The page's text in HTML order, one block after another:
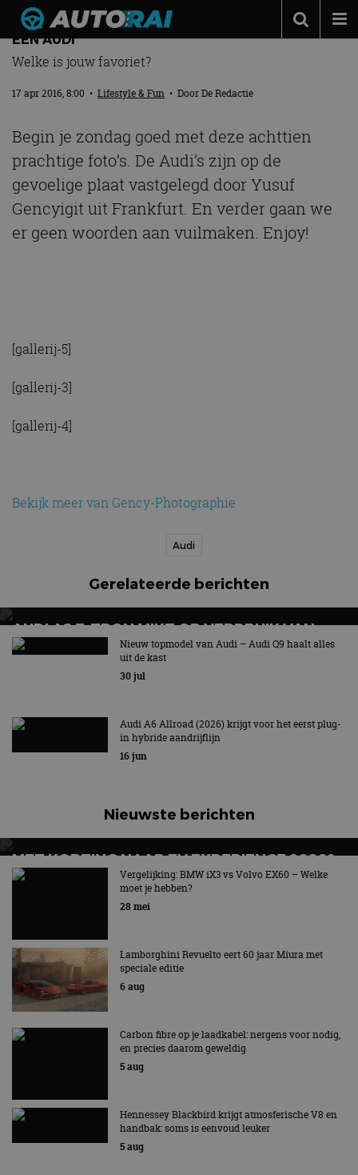
Autonieuws
Automerken
Adverteren
Contact
MotorRAI.nl
NA HET ZIEN VAN DEZE 18 FOTO’S WIL JIJ OOK
EEN AUDI
Welke is jouw favoriet?
17 apr 2016, 8:00 • Lifestyle & Fun • DoorDe Redactie
Begin je zondag goed met deze achttien
prachtige foto’s. De Audi’s zijn op de
gevoelige plaat vastgelegd door Yusuf
Gencyigit uit Frankfurt. En verder gaan we
er geen woorden aan vuilmaken. Enjoy!
[gallerij-5]
[gallerij-3]
[gallerij-4]
Bekijk meer van Gency-Photographie
Audi
Gerelateerde berichten
AUDI A2 E-TRON MIKT OP VERBRUIK VAN
12,8 KWH PER 100 KILOMETER
Nieuw topmodel van Audi – Audi Q9 haalt alles
uit de kast
30 jul
Audi A6 Allroad (2026) krijgt voor het eerst plug-
in hybride aandrijflijn
16 jun
Nieuwste berichten
MET KORTING NAAR EV EXPERIENCE 2026?
AUTORAI REGELT HET!
EV Experience 2026 van 24 tot 26 september
Vergelijking: BMW iX3 vs Volvo EX60 – Welke
moet je hebben?
28 mei
Lamborghini Revuelto eert 60 jaar Miura met
speciale editie
6 aug
Carbon fibre op je laadkabel: nergens voor nodig,
en precies daarom geweldig
5 aug
Hennessey Blackbird krijgt atmosferische V8 en
handbak: soms is eenvoud leuker
5 aug